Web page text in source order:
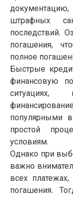
штрафных
последствий.
погашения,
полное
Быстрые
финансовую
ситуациях,
популярными
простой
условиям.
Однако при
важно
всех
погашения.